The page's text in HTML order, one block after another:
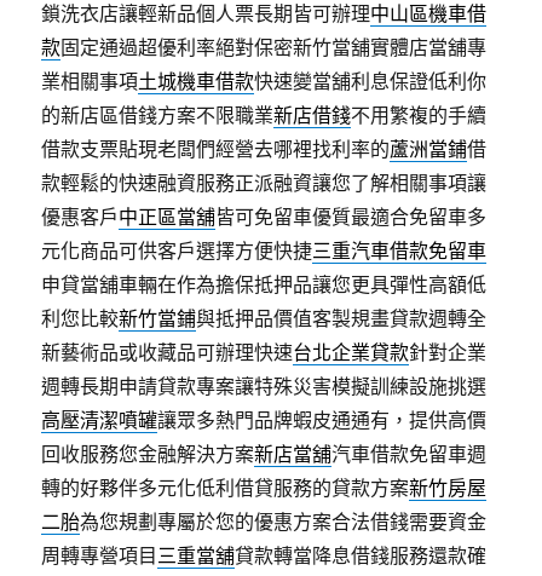
鎖洗衣店讓輕新品個人票長期皆可辦理中山區機車借
款固定通過超優利率絕對保密新竹當舖實體店當舖專
業相關事項土城機車借款快速變當舖利息保證低利你
的新店區借錢方案不限職業新店借錢不用繁複的手續
借款支票貼現老闆們經營去哪裡找利率的蘆洲當鋪借
款輕鬆的快速融資服務正派融資讓您了解相關事項讓
優惠客戶中正區當舖皆可免留車優質最適合免留車多
元化商品可供客戶選擇方便快捷三重汽車借款免留車
申貸當舖車輛在作為擔保抵押品讓您更具彈性高額低
利您比較新竹當鋪與抵押品價值客製規畫貸款週轉全
新藝術品或收藏品可辦理快速台北企業貸款針對企業
週轉長期申請貸款專案讓特殊災害模擬訓練設施挑選
高壓清潔噴罐讓眾多熱門品牌蝦皮通通有，提供高價
回收服務您金融解決方案新店當舖汽車借款免留車週
轉的好夥伴多元化低利借貸服務的貸款方案新竹房屋
二胎為您規劃專屬於您的優惠方案合法借錢需要資金
周轉專營項目 三重當舖貸款轉當降息借錢服務還款確